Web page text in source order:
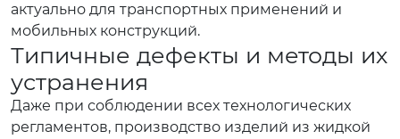
актуально для транспортных применений и
мобильных конструкций.
Типичные дефекты и методы их
устранения
Даже при соблюдении всех технологических
регламентов, производство изделий из жидкой